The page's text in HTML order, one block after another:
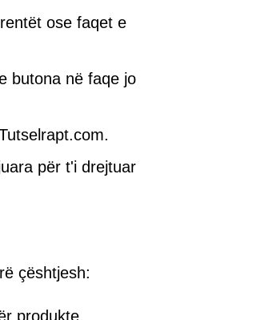
ose faqet e
butona në faqe jo
për t'i drejtuar
çështjesh:
produkte,